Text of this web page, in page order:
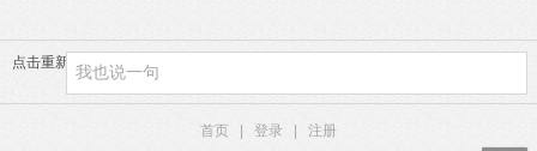
点击重新加载
首页 登录 注册